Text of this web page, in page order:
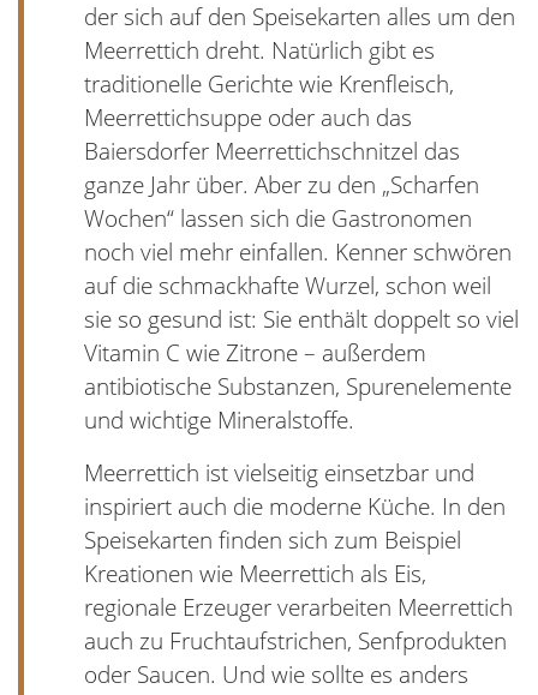
der sich auf den Speisekarten alles um den
Meerrettich dreht. Natürlich gibt es
traditionelle Gerichte wie Krenfleisch,
Meerrettichsuppe oder auch das
Baiersdorfer Meerrettichschnitzel das
ganze Jahr über. Aber zu den „Scharfen
Wochen“ lassen sich die Gastronomen
noch viel mehr einfallen. Kenner schwören
auf die schmackhafte Wurzel, schon weil
sie so gesund ist: Sie enthält doppelt so viel
Vitamin C wie Zitrone – außerdem
antibiotische Substanzen, Spurenelemente
und wichtige Mineralstoffe.
Meerrettich ist vielseitig einsetzbar und
inspiriert auch die moderne Küche. In den
Speisekarten finden sich zum Beispiel
Kreationen wie Meerrettich als Eis,
regionale Erzeuger verarbeiten Meerrettich
auch zu Fruchtaufstrichen, Senfprodukten
oder Saucen. Und wie sollte es anders